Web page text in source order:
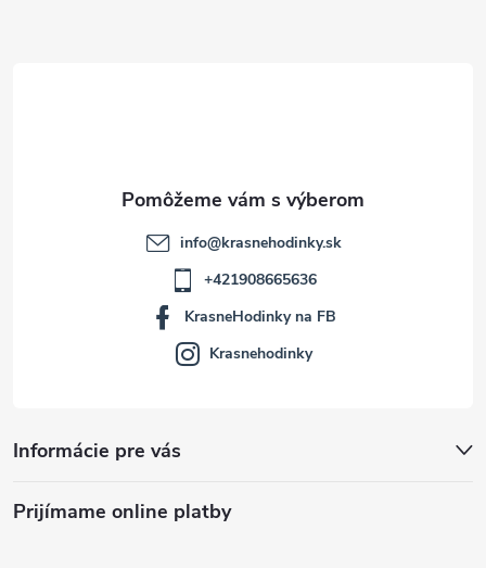
Informácie pre vás
Prijímame online platby
info@krasnehodinky.sk
+421908665636
KrasneHodinky na FB
Krasnehodinky